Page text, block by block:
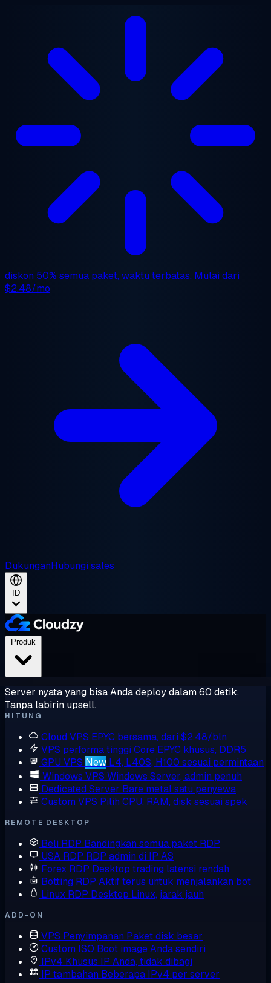
diskon 50% semua paket, waktu terbatas. Mulai dari
$2.48/mo
DukunganHubungi sales
ID
Server nyata yang bisa Anda deploy dalam 60 detik.
Tanpa labirin upsell.
HITUNG
Cloud VPS EPYC bersama, dari $2,48/bln
VPS performa tinggi Core EPYC khusus, DDR5
GPU VPS New L4, L40S, H100 sesuai permintaan
Windows VPS Windows Server, admin penuh
Dedicated Server Bare metal satu penyewa
Custom VPS Pilih CPU, RAM, disk sesuai spek
REMOTE DESKTOP
Beli RDP Bandingkan semua paket RDP
USA RDP RDP admin di IP AS
Forex RDP Desktop trading latensi rendah
Botting RDP Aktif terus untuk menjalankan bot
Linux RDP Desktop Linux, jarak jauh
ADD-ON
VPS Penyimpanan Paket disk besar
Custom ISO Boot image Anda sendiri
IPv4 Khusus IP Anda, tidak dibagi
IP tambahan Beberapa IPv4 per server